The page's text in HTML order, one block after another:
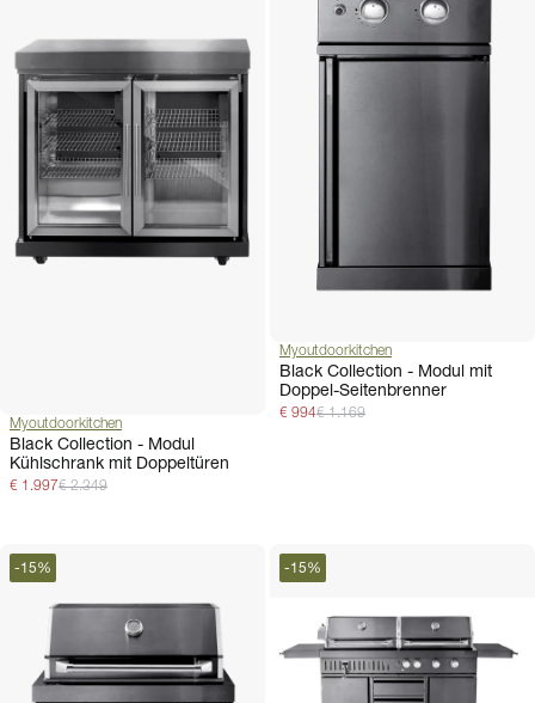
Myoutdoorkitchen
Black Collection - Modul
Kühlschrank mit Doppeltüren
€ 2.349
€ 1.997
Myoutdoorkitchen
Black Collection - Modul mit
Doppel-Seitenbrenner
€ 1.169
€ 994
-15% -15%